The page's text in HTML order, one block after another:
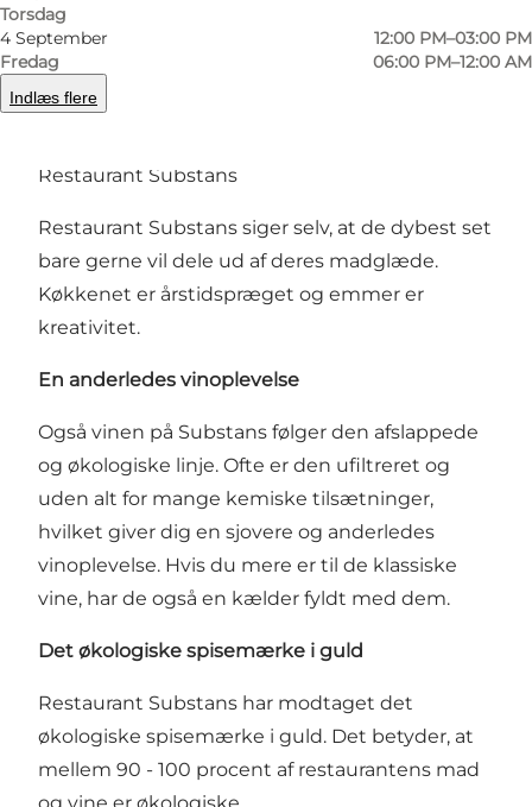
Torsdag
4 September
Fredag
12:00 PM–03:00 PM
06:00 PM–12:00 AM
Indlæs flere
Restaurant Substans
Restaurant Substans siger selv, at de dybest set
bare gerne vil dele ud af deres madglæde.
Køkkenet er årstidspræget og emmer er
kreativitet.
En anderledes vinoplevelse
Også vinen på Substans følger den afslappede
og økologiske linje. Ofte er den ufiltreret og
uden alt for mange kemiske tilsætninger,
hvilket giver dig en sjovere og anderledes
vinoplevelse. Hvis du mere er til de klassiske
vine, har de også en kælder fyldt med dem.
Det økologiske spisemærke i guld
Restaurant Substans har modtaget det
økologiske spisemærke i guld. Det betyder, at
mellem 90 - 100 procent af restaurantens mad